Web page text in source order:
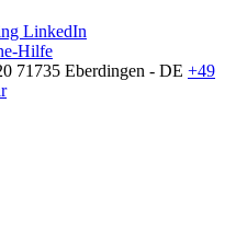
LinkedIn
Hilfe
71735 Eberdingen - DE +49